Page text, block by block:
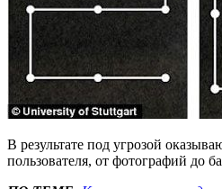
В результате под угрозой
пользователя, от фотографий до